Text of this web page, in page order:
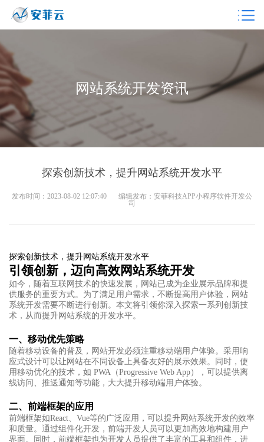
网站系统开发资讯
探索创新技术，提升网站系统开发水平
发布时间：2023-08-02 12:07:40
编辑发布：安菲科技APP小程序软件开发公
司
探索创新技术，提升网站系统开发水平
引领创新，迈向高效网站系统开发
如今，随着互联网技术的快速发展，网站已成为企业展示品牌和提
供服务的重要方式。为了满足用户需求，不断提高用户体验，网站
系统开发需要不断进行创新。本文将引领你深入探索一系列创新技
术，从而提升网站系统的开发水平。
一、移动优先策略
随着移动设备的普及，网站开发必须注重移动端用户体验。采用响
应式设计可以让网站在不同设备上具备友好的展示效果。同时，使
用移动优化的技术，如 PWA（Progressive Web App），可以提供离
线访问、推送通知等功能，大大提升移动端用户体验。
二、前端框架的应用
前端框架如React、Vue等的广泛应用，可以提升网站系统开发的效率
和质量。通过组件化开发，前端开发人员可以更加高效地构建用户
界面。同时，前端框架也为开发人员提供了丰富的工具和组件，进